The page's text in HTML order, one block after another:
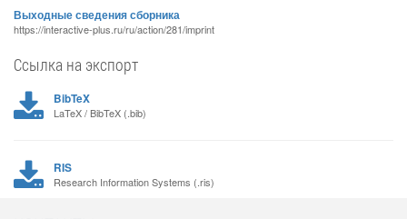
Выходные сведения сборника
https://interactive-plus.ru/ru/action/281/imprint
Ссылка на экспорт
BibTeX
LaTeX / BibTeX (.bib)
RIS
Research Information Systems (.ris)